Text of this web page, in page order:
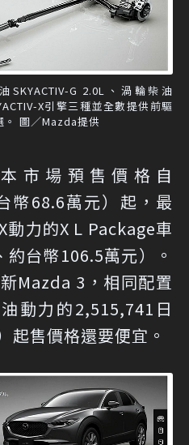
G 2.0L、渦輪柴油
X引擎三種並全數提供前驅
。 圖／Mazda提供
本市場預售價格自
幣68.6萬元）起，最
動力的X L Package車
台幣106.5萬元）。
Mazda 3，相同配置
動力的2,515,741日
起售價格還要便宜。